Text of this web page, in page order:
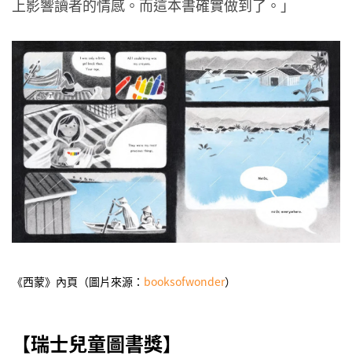
上影響讀者的情感。而這本書確實做到了。」
《西蒙》內頁（圖片來源： booksofwonder）
【瑞士兒童圖書獎】